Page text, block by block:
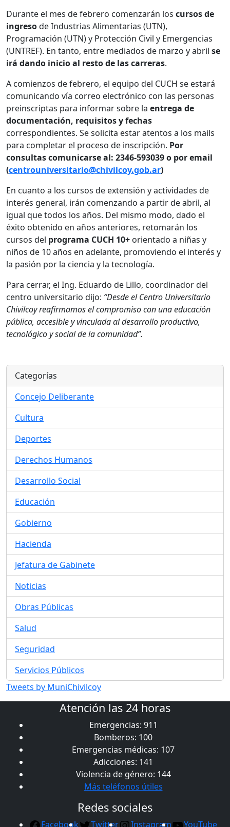
Durante el mes de febrero comenzarán los cursos de
ingresode Industrias Alimentarias (UTN),
Programación (UTN) y Protección Civil y Emergencias
(UNTREF). En tanto, entre mediados de marzo y abril se
irá dando inicio al resto de las carreras.
A comienzos de febrero, el equipo del CUCH se estará
comunicando vía correo electrónico con las personas
preinscriptas para informar sobre la entrega de
documentación, requisitos y fechas
correspondientes. Se solicita estar atentos a los mails
para completar el proceso de inscripción. Por
consultas comunicarse al: 2346-593039 o por email
(centrouniversitario@chivilcoy.gob.ar)
En cuanto a los cursos de extensión y actividades de
interés general, irán comenzando a partir de abril, al
igual que todos los años. Del mismo modo, dado el
éxito obtenido en años anteriores, retomarán los
cursos del programa CUCH 10+ orientado a niñas y
niños de 10 años en adelante, promoviendo el interés y
la pasión por la ciencia y la tecnología.
Para cerrar, el Ing. Eduardo de Lillo, coordinador del
centro universitario dijo: “Desde el Centro Universitario
Chivilcoy reafirmamos el compromiso con una educación
pública, accesible y vinculada al desarrollo productivo,
tecnológico y social de la comunidad”.
Categorías
Concejo Deliberante
Cultura
Deportes
Derechos Humanos
Desarrollo Social
Educación
Gobierno
Hacienda
Jefatura de Gabinete
Noticias
Obras Públicas
Salud
Seguridad
Servicios Públicos
Tweets by MuniChivilcoy
Atención las 24 horas
Emergencias: 911
Bomberos: 100
Emergencias médicas: 107
Adicciones: 141
Violencia de género: 144
Más teléfonos útiles
Redes sociales
Facebook Twitter Instagram YouTube